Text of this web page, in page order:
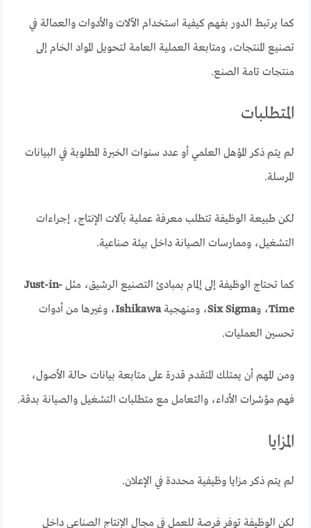
كما يرتبط الدور بفهم كيفية استخدام الآلات والأدوات والعمالة في
تصنيع المنتجات، ومتابعة العملية العامة لتحويل المواد الخام إلى
منتجات تامة الصنع.
المتطلبات
لم يتم ذكر المؤهل العلمي أو عدد سنوات الخبرة المطلوبة في البيانات
المرسلة.
لكن طبيعة الوظيفة تتطلب معرفة عملية بآلات الإنتاج، إجراءات
التشغيل، وممارسات الصيانة داخل بيئة صناعية.
كما تحتاج الوظيفة إلى إلمام بمبادئ التصنيع الرشيق، مثلJust-in-
Time، وSix Sigma، ومنهجيةIshikawa، وغيرها من أدوات
تحسين العمليات.
ومن المهم أن يمتلك المتقدم قدرة على متابعة بيانات حالة الأصول،
فهم مؤشرات الأداء، والتعامل مع متطلبات التشغيل والصيانة بدقة.
المزايا
لم يتم ذكر مزايا وظيفية محددة في الإعلان.
لكن الوظيفة توفر فرصة للعمل في مجال الإنتاج الصناعي داخل